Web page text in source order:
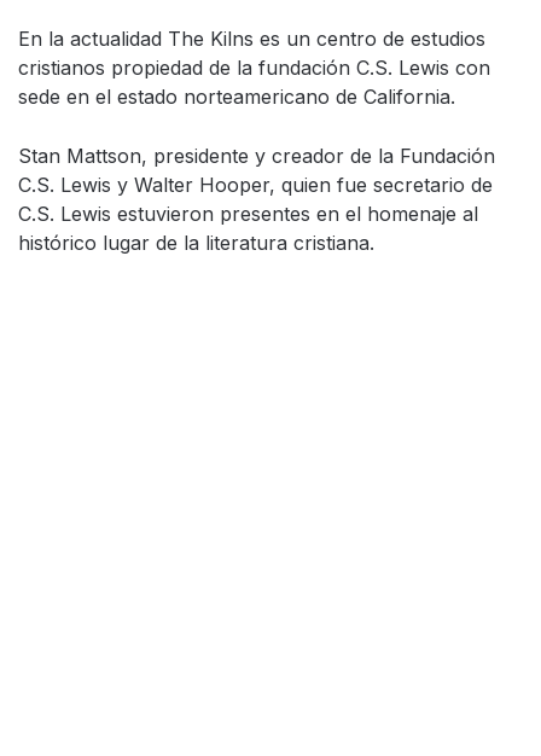
En la actualidad The Kilns es un centro de estudios
cristianos propiedad de la fundación C.S. Lewis con
sede en el estado norteamericano de California.
Stan Mattson, presidente y creador de la Fundación
C.S. Lewis y Walter Hooper, quien fue secretario de
C.S. Lewis estuvieron presentes en el homenaje al
histórico lugar de la literatura cristiana.